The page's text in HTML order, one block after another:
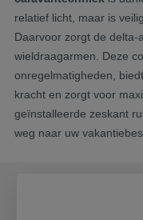
relatief licht, maar is
Daarvoor zorgt de delta-
wieldraagarmen. Deze
onregelmatigheden,
kracht en zorgt voor
geïnstalleerde zeskant
weg naar uw